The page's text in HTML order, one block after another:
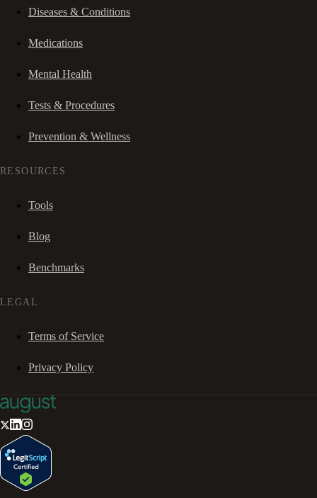
Diseases & Conditions
Medications
Mental Health
Tests & Procedures
Prevention & Wellness
RESOURCES
Tools
Blog
Benchmarks
LEGAL
Terms of Service
Privacy Policy